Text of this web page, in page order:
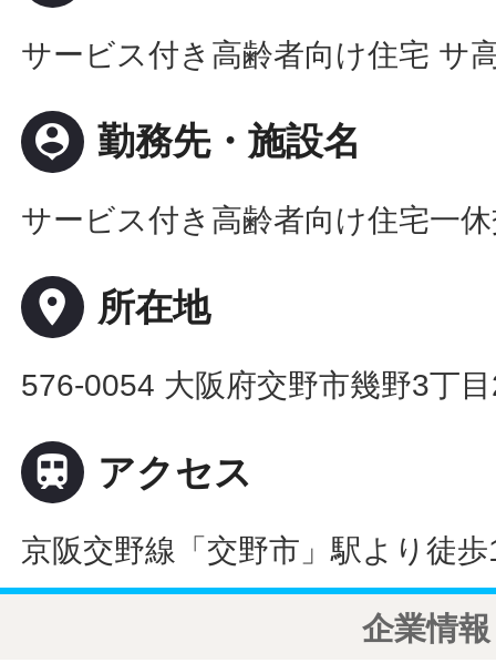
サービス付き高齢者向け住宅 サ
person_pin 勤務先・施設名
サービス付き高齢者向け住宅一
place 所在地
576-0054 大阪府交野市幾野3丁
 アクセス
京阪交野線「交野市」駅より徒
企業情報